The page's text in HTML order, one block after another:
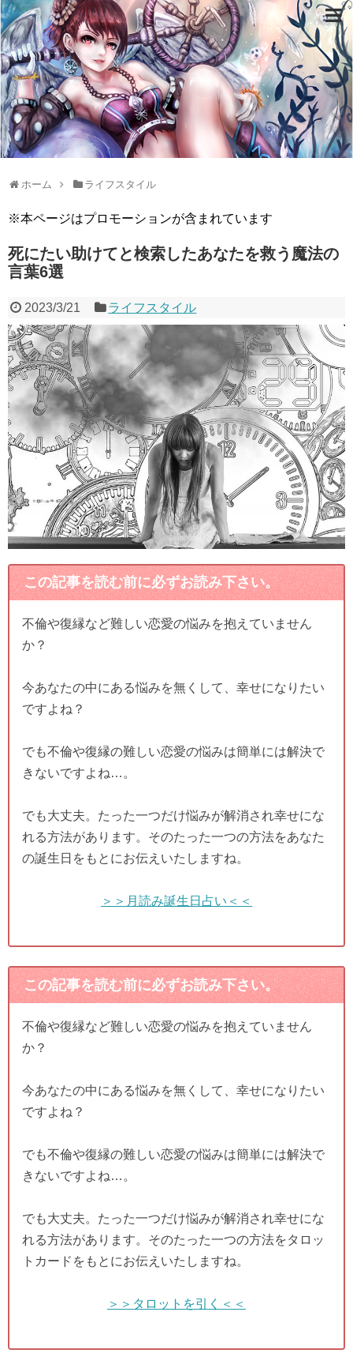
ホーム ライフスタイル
※本ページはプロモーションが含まれています
死にたい助けてと検索したあなたを救う魔法の
言葉6選
2023/3/21 ライフスタイル
この記事を読む前に必ずお読み下さい。
不倫や復縁など難しい恋愛の悩みを抱えていません
か？
今あなたの中にある悩みを無くして、幸せになりたい
ですよね？
でも不倫や復縁の難しい恋愛の悩みは簡単には解決で
きないですよね…。
でも大丈夫。たった一つだけ悩みが解消され幸せにな
れる方法があります。そのたった一つの方法をあなた
の誕生日をもとにお伝えいたしますね。
＞＞月読み誕生日占い＜＜
この記事を読む前に必ずお読み下さい。
不倫や復縁など難しい恋愛の悩みを抱えていません
か？
今あなたの中にある悩みを無くして、幸せになりたい
ですよね？
でも不倫や復縁の難しい恋愛の悩みは簡単には解決で
きないですよね…。
でも大丈夫。たった一つだけ悩みが解消され幸せにな
れる方法があります。そのたった一つの方法をタロッ
トカードをもとにお伝えいたしますね。
＞＞タロットを引く＜＜